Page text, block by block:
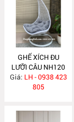
GHẾ XÍCH ĐU
LƯỠI CÂU NH120
Giá: LH - 0938 423
805